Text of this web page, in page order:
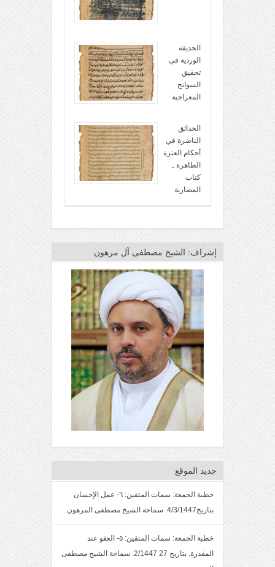
الحديقة
الوردية في
تحقيق
السوانح
المعراجية
الحدائق
الناضرة في
أحكام العترة
الطاهرة ـ
كتاب
المضاربة
إشراف: الشيخ مصطفى آل مرهون
جديد الموقع
خطبة الجمعة: سمات المتقين: ٦- عمل الإحسان
بتاريخ4/3/1447. سماحة الشيخ مصطفى المرهون
خطبة الجمعة: سمات المتقين: ٥- العفو عند
المقدرة. بتاريخ 27 2/1447. سماحة الشيخ مصطفى